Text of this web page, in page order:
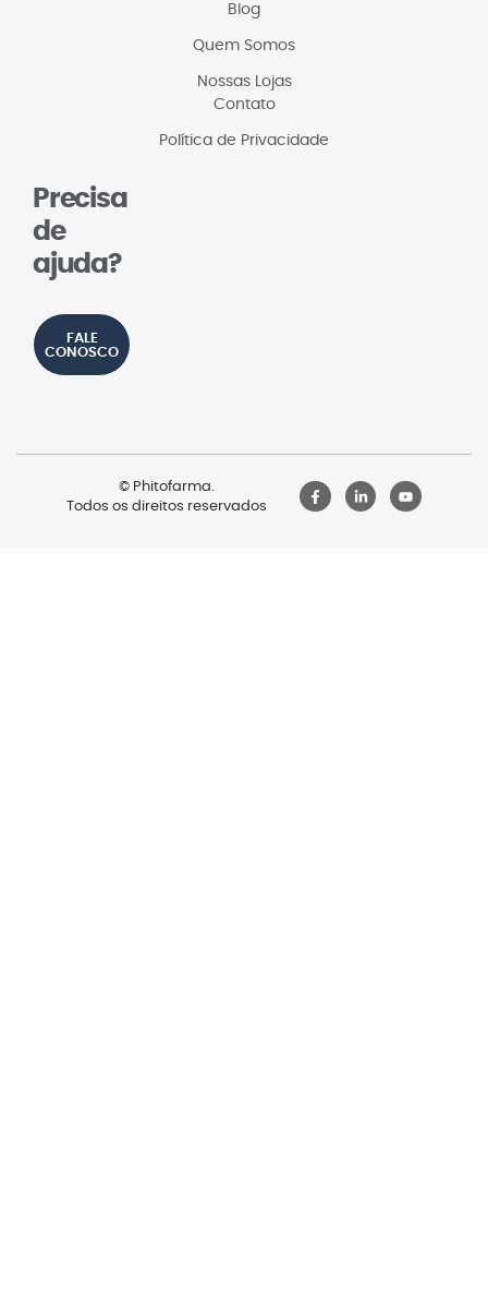
Precisa
de
ajuda?
FALE
CONOSCO
Blog
Quem Somos
Nossas Lojas
Contato
Política de Privacidade
© Phitofarma.
Todos os direitos reservados